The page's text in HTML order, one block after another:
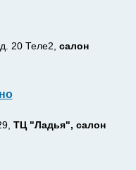
20 Теле2, салон
ТЦ "Ладья", салон